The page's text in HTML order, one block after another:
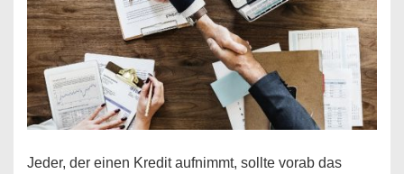
Jeder, der einen Kredit aufnimmt, sollte vorab das